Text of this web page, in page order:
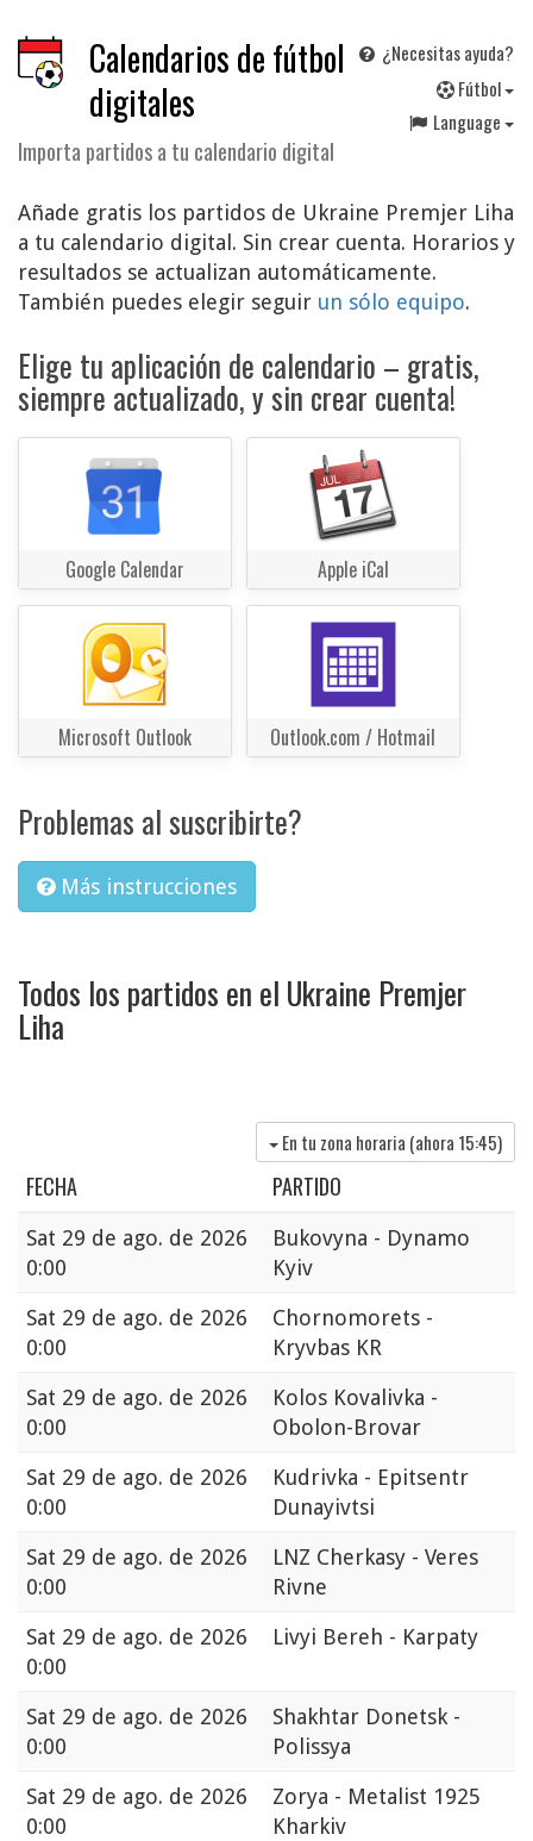
Calendarios de fútbol
digitales
Importa partidos a tu calendario digital
¿Necesitas ayuda?
Fútbol
Language
Añade gratis los partidos de Ukraine Premjer Liha
a tu calendario digital. Sin crear cuenta. Horarios y
resultados se actualizan automáticamente.
También puedes elegir seguir un sólo equipo.
Elige tu aplicación de calendario – gratis,
siempre actualizado, y sin crear cuenta!
Google Calendar Apple iCal
Microsoft Outlook Outlook.com / Hotmail
Problemas al suscribirte?
Más instrucciones
Todos los partidos en el Ukraine Premjer
Liha
En tu zona horaria (ahora 15:45)
FECHA PARTIDO
Sat 29 de ago. de 2026
0:00
Bukovyna - Dynamo
Kyiv
Sat 29 de ago. de 2026
0:00
Chornomorets -
Kryvbas KR
Sat 29 de ago. de 2026
0:00
Kolos Kovalivka -
Obolon-Brovar
Sat 29 de ago. de 2026
0:00
Kudrivka - Epitsentr
Dunayivtsi
Sat 29 de ago. de 2026
0:00
LNZ Cherkasy - Veres
Rivne
Sat 29 de ago. de 2026
0:00
Livyi Bereh - Karpaty
Sat 29 de ago. de 2026
0:00
Shakhtar Donetsk -
Polissya
Sat 29 de ago. de 2026
0:00
Zorya - Metalist 1925
Kharkiv